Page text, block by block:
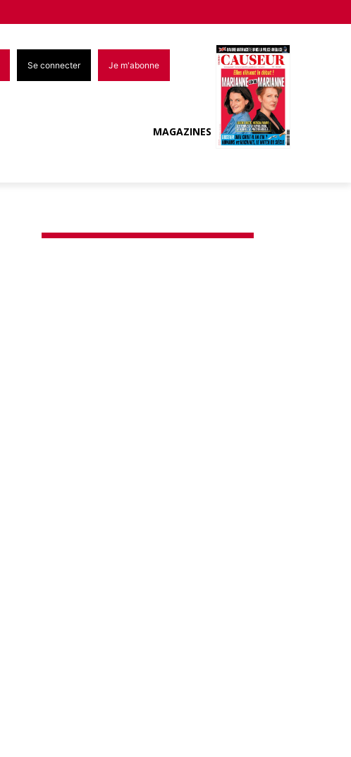
Se connecter Je m'abonne
MAGAZINES